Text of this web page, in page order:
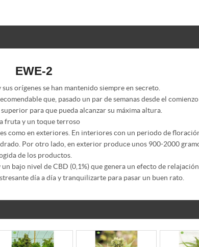
EWE-2
orígenes se han mantenido siempre en secreto.
que, pasado un par de semanas desde el comienzo
para que pueda alcanzar su máxima altura.
fruta y un toque terroso
como en exteriores. En interiores con un periodo de
Por otro lado, en exterior produce unos 900-2000
de los productos.
bajo nivel de CBD (0,1%) que genera un efecto de
día a día y tranquilizarte para pasar un buen rato.